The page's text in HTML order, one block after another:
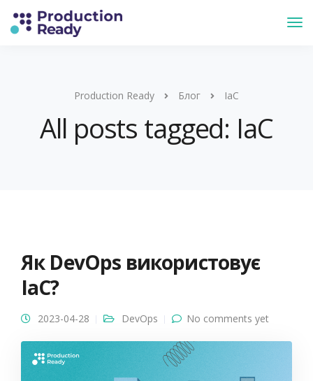
Production Ready Блог IaC
All posts tagged: IaC
Як DevOps використовує
IaC?
2023-04-28 DevOps No comments yet